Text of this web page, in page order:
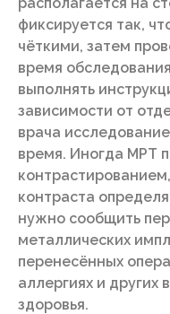
фиксируется так,
чёткими, затем
время
выполнять
зависимости от
врача
время. Иногда МРТ
контраста
нужно сообщить
металлических
перенесённых
аллергиях и других
здоровья.